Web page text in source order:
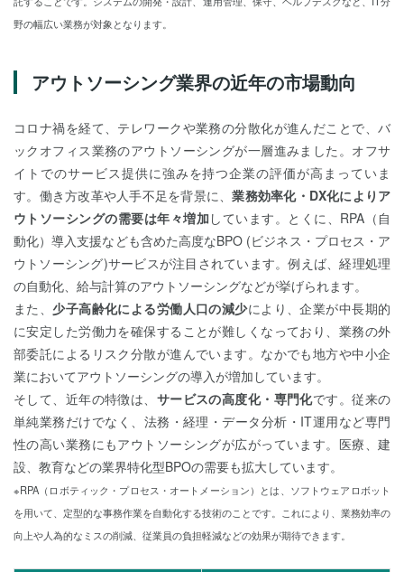
野の幅広い業務が対象となります。
アウトソーシング業界の近年の市場動向
コロナ禍を経て、テレワークや業務の分散化が進んだことで、バ
ックオフィス業務のアウトソーシングが一層進みました。オフサ
イトでのサービス提供に強みを持つ企業の評価が高まっていま
す。働き方改革や人手不足を背景に、業務効率化・DX化によりア
ウトソーシングの需要は年々増加 しています。とくに、RPA（自
動化）導入支援なども含めた高度なBPO (ビジネス・プロセス・ア
ウトソーシング)サービスが注目されています。例えば、経理処理
の自動化、給与計算のアウトソーシングなどが挙げられます。
また、 少子高齢化による労働人口の減少により、企業が中長期的
に安定した労働力を確保することが難しくなっており、業務の外
部委託によるリスク分散が進んでいます。なかでも地方や中小企
業においてアウトソーシングの導入が増加しています。
そして、近年の特徴は、 サービスの高度化・専門化です。従来の
単純業務だけでなく、法務・経理・データ分析・IT運用など専門
性の高い業務にもアウトソーシングが広がっています。医療、建
設、教育などの業界特化型BPOの需要も拡大しています。
※RPA（ロボティック・プロセス・オートメーション）とは、ソフトウェアロボット
を用いて、定型的な事務作業を自動化する技術のことです。これにより、業務効率の
向上や人為的なミスの削減、従業員の負担軽減などの効果が期待できます。